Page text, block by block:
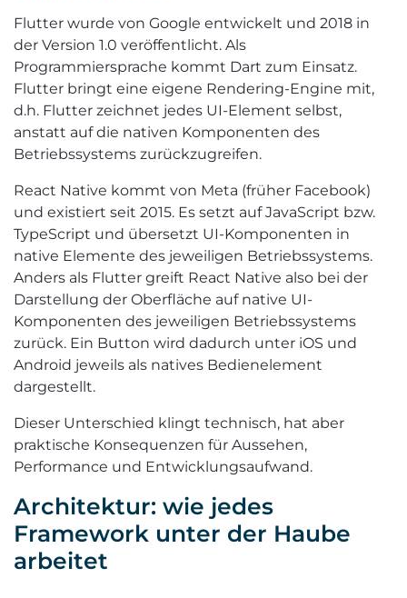
Flutter wurde von Google entwickelt und 2018 in
der Version 1.0 veröffentlicht. Als
Programmiersprache kommt Dart zum Einsatz.
Flutter bringt eine eigene Rendering-Engine mit,
d.h. Flutter zeichnet jedes UI-Element selbst,
anstatt auf die nativen Komponenten des
Betriebssystems zurückzugreifen.
React Native kommt von Meta (früher Facebook)
und existiert seit 2015. Es setzt auf JavaScript bzw.
TypeScript und übersetzt UI-Komponenten in
native Elemente des jeweiligen Betriebssystems.
Anders als Flutter greift React Native also bei der
Darstellung der Oberfläche auf native UI-
Komponenten des jeweiligen Betriebssystems
zurück. Ein Button wird dadurch unter iOS und
Android jeweils als natives Bedienelement
dargestellt.
Dieser Unterschied klingt technisch, hat aber
praktische Konsequenzen für Aussehen,
Performance und Entwicklungsaufwand.
Architektur: wie jedes
Framework unter der Haube
arbeitet